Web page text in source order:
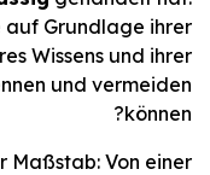
auf Grundlage ihrer
Wissens und ihrer
und vermeiden
können?
Maßstab: Von einer